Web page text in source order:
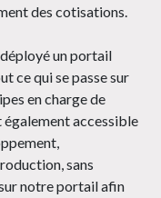
des cotisations.
un portail
ce qui se passe sur
en charge de
accessible
sans
notre portail afin